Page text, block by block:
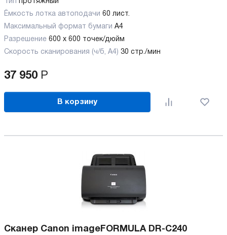
Ёмкость лотка автоподачи 60 лист.
Максимальный формат бумаги А4
Разрешение 600 x 600 точек/дюйм
Скорость сканирования (ч/б, А4) 30 стр./мин
37 950 Р
В корзину
Сканер Canon imageFORMULA DR-C240